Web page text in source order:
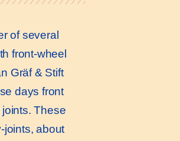
of several
front-wheel
Gräf & Stift
days front
These
joints, about